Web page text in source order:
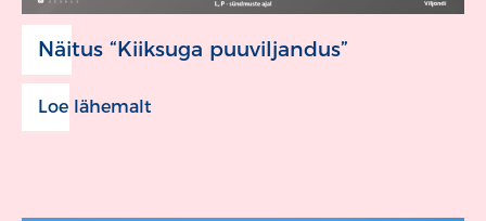
Näitus “Kiiksuga puuviljandus”
Loe lähemalt